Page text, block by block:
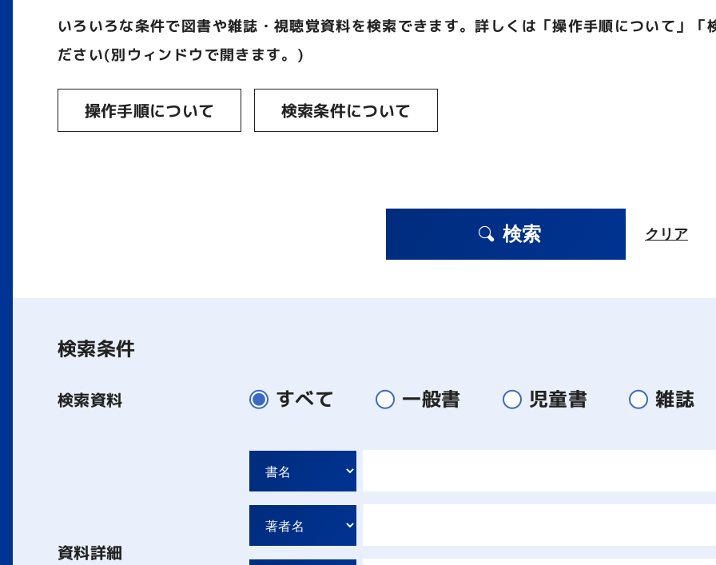
いろいろな条件で図書や雑誌・視聴覚資料を検索できます。詳しくは「操作手順について」
ださい(別ウィンドウで開きます。)
操作手順について 検索条件について
検索 クリア
検索条件
検索資料 すべて 一般書 児童書 雑誌
資料詳細